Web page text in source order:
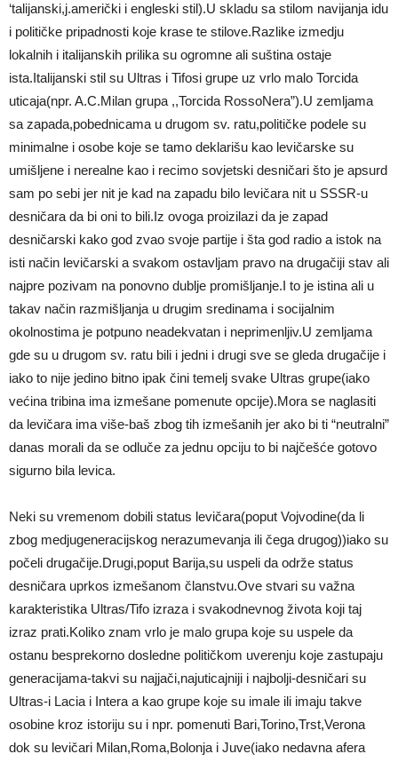
‘talijanski,j.američki i engleski stil).U skladu sa stilom navijanja idu
i političke pripadnosti koje krase te stilove.Razlike izmedju
lokalnih i italijanskih prilika su ogromne ali suština ostaje
ista.Italijanski stil su Ultras i Tifosi grupe uz vrlo malo Torcida
uticaja(npr. A.C.Milan grupa ,,Torcida RossoNera”).U zemljama
sa zapada,pobednicama u drugom sv. ratu,političke podele su
minimalne i osobe koje se tamo deklarišu kao levičarske su
umišljene i nerealne kao i recimo sovjetski desničari što je apsurd
sam po sebi jer nit je kad na zapadu bilo levičara nit u SSSR-u
desničara da bi oni to bili.Iz ovoga proizilazi da je zapad
desničarski kako god zvao svoje partije i šta god radio a istok na
isti način levičarski a svakom ostavljam pravo na drugačiji stav ali
najpre pozivam na ponovno dublje promišljanje.I to je istina ali u
takav način razmišljanja u drugim sredinama i socijalnim
okolnostima je potpuno neadekvatan i neprimenljiv.U zemljama
gde su u drugom sv. ratu bili i jedni i drugi sve se gleda drugačije i
iako to nije jedino bitno ipak čini temelj svake Ultras grupe(iako
većina tribina ima izmešane pomenute opcije).Mora se naglasiti
da levičara ima više-baš zbog tih izmešanih jer ako bi ti “neutralni”
danas morali da se odluče za jednu opciju to bi najčešće gotovo
sigurno bila levica.
Neki su vremenom dobili status levičara(poput Vojvodine(da li
zbog medjugeneracijskog nerazumevanja ili čega drugog))iako su
počeli drugačije.Drugi,poput Barija,su uspeli da održe status
desničara uprkos izmešanom članstvu.Ove stvari su važna
karakteristika Ultras/Tifo izraza i svakodnevnog života koji taj
izraz prati.Koliko znam vrlo je malo grupa koje su uspele da
ostanu besprekorno dosledne političkom uverenju koje zastupaju
generacijama-takvi su najjači,najuticajniji i najbolji-desničari su
Ultras-i Lacia i Intera a kao grupe koje su imale ili imaju takve
osobine kroz istoriju su i npr. pomenuti Bari,Torino,Trst,Verona
dok su levičari Milan,Roma,Bolonja i Juve(iako nedavna afera